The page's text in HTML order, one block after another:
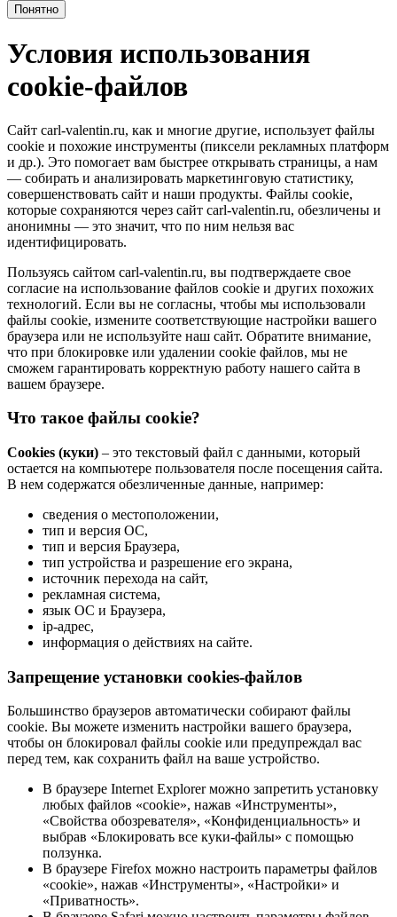
Понятно
Условия использования
cookie-файлов
Сайт carl-valentin.ru, как и многие другие, использует файлы
cookie и похожие инструменты (пиксели рекламных платформ
и др.). Это помогает вам быстрее открывать страницы, а нам
— собирать и анализировать маркетинговую статистику,
совершенствовать сайт и наши продукты. Файлы сookie,
которые сохраняются через сайт carl-valentin.ru, обезличены и
анонимны — это значит, что по ним нельзя вас
идентифицировать.
Пользуясь сайтом carl-valentin.ru, вы подтверждаете свое
согласие на использование файлов cookie и других похожих
технологий. Если вы не согласны, чтобы мы использовали
файлы cookie, измените соответствующие настройки вашего
браузера или не используйте наш сайт. Обратите внимание,
что при блокировке или удалении cookie файлов, мы не
сможем гарантировать корректную работу нашего сайта в
вашем браузере.
Что такое файлы cookie?
Cookies (куки) – это текстовый файл с данными, который
остается на компьютере пользователя после посещения сайта.
В нем содержатся обезличенные данные, например:
сведения о местоположении,
тип и версия ОС,
тип и версия Браузера,
тип устройства и разрешение его экрана,
источник перехода на сайт,
рекламная система,
язык ОС и Браузера,
ip-адрес,
информация о действиях на сайте.
Запрещение установки cookies-файлов
Большинство браузеров автоматически собирают файлы
cookie. Вы можете изменить настройки вашего браузера,
чтобы он блокировал файлы cookie или предупреждал вас
перед тем, как сохранить файл на ваше устройство.
В браузере Internet Explorer можно запретить установку
любых файлов «cookie», нажав «Инструменты»,
«Свойства обозревателя», «Конфиденциальность» и
выбрав «Блокировать все куки-файлы» с помощью
ползунка.
В браузере Firefox можно настроить параметры файлов
«cookie», нажав «Инструменты», «Настройки» и
«Приватность».